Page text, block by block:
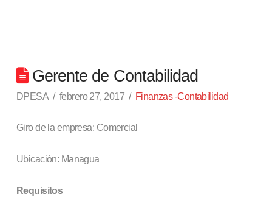
Gerente de Contabilidad
DPESA febrero 27, 2017 Finanzas -Contabilidad
Giro de la empresa: Comercial
Ubicación: Managua
Requisitos